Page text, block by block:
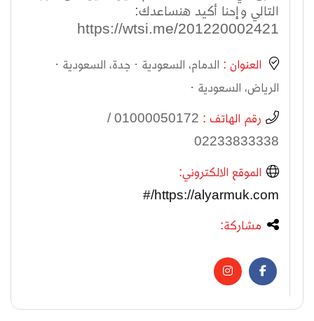
التالي وإحنا أكيد هنساعدك:
https://wtsi.me/201220002421
العنوان : ‏‏الدمام‏، ‏السعودية‏ · ‏جدة‏، ‏السعودية‏ ·
‏الرياض‏، ‏السعودية‏ · ‏
رقم الهاتف :
01000050172 /
02233833338
الموقع الالكتروني:
https://alyarmuk.com/#
مشاركة: